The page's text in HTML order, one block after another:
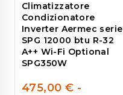
Climatizzatore
Condizionatore
Inverter Aermec serie
SPG 12000 btu R-32
A++ Wi-Fi Optional
SPG350W
475,00 € -